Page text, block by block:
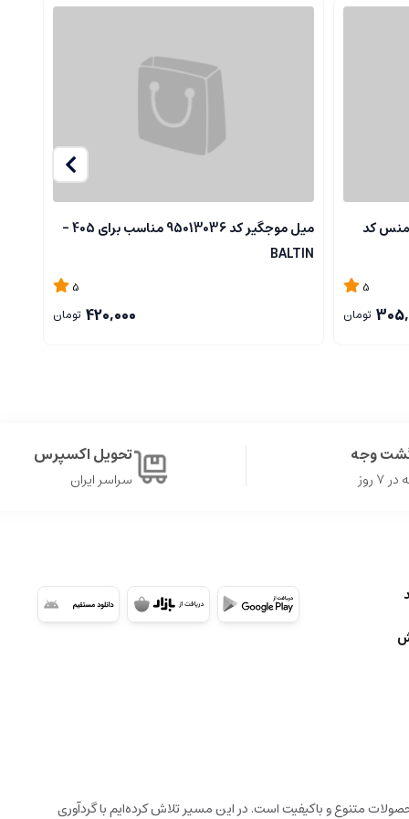
کد
5
تومان
میل موجگیر کد 95013036 مناسب برای 405 -
BALTIN
5
420,000 تومان
وجه
روز
تحویل اکسپرس
سراسر ایران
متنوع و باکیفیت است. در این مسیر تلاش کرده‌ایم با گردآوری